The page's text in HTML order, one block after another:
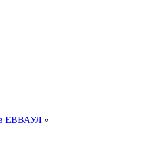
ЕВВАУЛ »